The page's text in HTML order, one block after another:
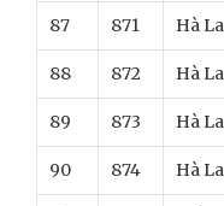
87 871 Hà
88 872 Hà
89 873 Hà
90 874 Hà